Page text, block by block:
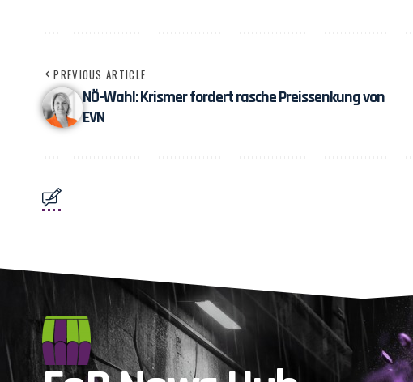
PREVIOUS ARTICLE
NÖ-Wahl: Krismer fordert rasche Preissenkung von
EVN